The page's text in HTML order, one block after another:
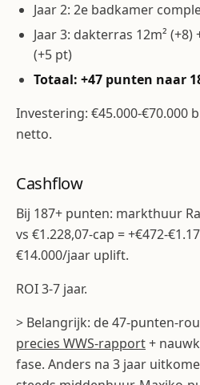
Jaar 2: 2e badkamer
Jaar 3: dakterras 12m²
(+5 pt)
Totaal: +47 punten naar
Investering: €45.000-€70.000
netto.
Cashflow
Bij 187+ punten: markthuur
vs €1.228,07-cap = +€472-
€14.000/jaar uplift.
ROI 3-7 jaar.
> Belangrijk: de 47-punten-
precies WWS-rapport+
fase. Anders na 3 jaar